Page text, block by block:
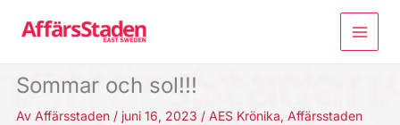
Sommar och sol!!!
Av Affärsstaden / juni 16, 2023 / AES Krönika, Affärsstaden